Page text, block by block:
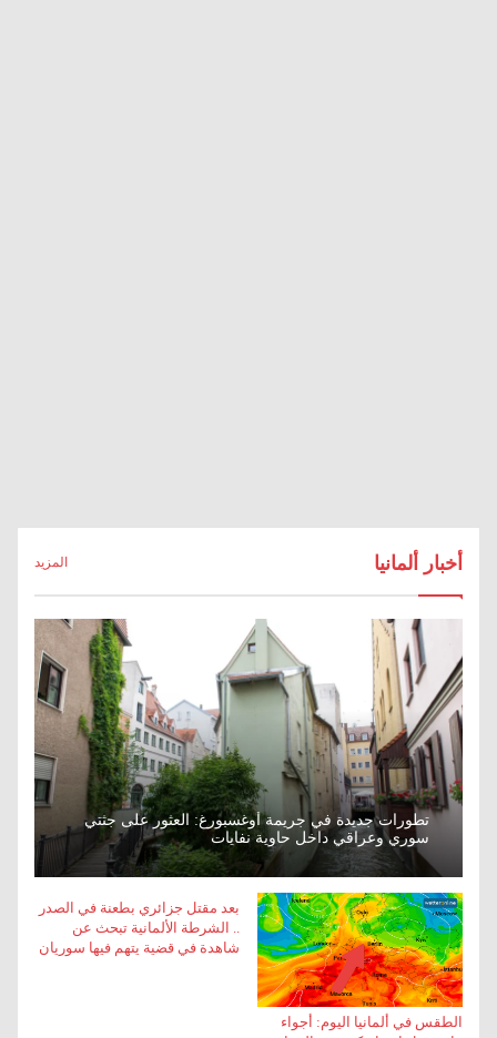
أخبار ألمانيا المزيد
تطورات جديدة في جريمة أوغسبورغ: العثور على جثتي
سوري وعراقي داخل حاوية نفايات
الطقس في ألمانيا اليوم: أجواء
بعد مقتل جزائري بطعنة في الصدر
.. الشرطة الألمانية تبحث عن
شاهدة في قضية يتهم فيها سوريان